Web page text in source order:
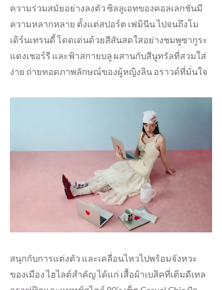
ความร่วมสมัยอย่างลงตัว ซิลลูเอทของคอลเลกชันมี
ความหลากหลาย ตั้งแต่สปอร์ต เฟมินีน ไปจนถึงโม
เดิร์นเทรนดี้ โดดเด่นด้วยสีสันสดใสอย่างชมพูซากูระ
แดงเชอร์รี และฟ้าสกายบลู ผสานกับสีนูทรัลที่สวมใส่
ง่าย ถ่ายทอดภาพลักษณ์ของผู้หญิงลิน อราวด์ที่มั่นใจ
สนุกกับการแต่งตัว และเคลื่อนไหวไปพร้อมจังหวะ
ของเมือง ไฮไลต์สำคัญ ได้แก่ เสื้อผ้าเบสิคที่เติมดีเทล